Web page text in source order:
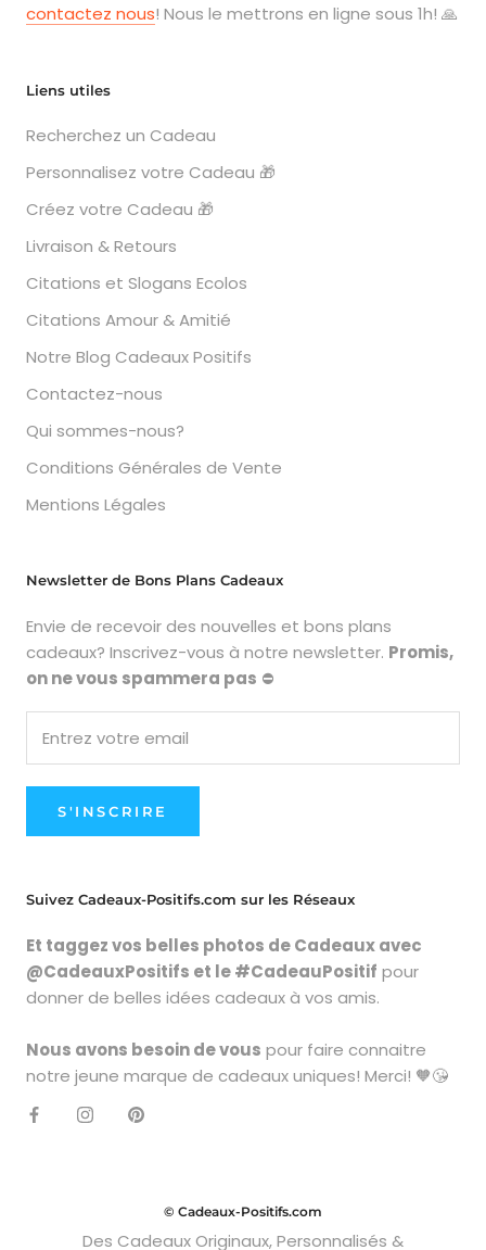
contactez nous! Nous le mettrons en ligne sous 1h! 🙏
Liens utiles
Recherchez un Cadeau
Personnalisez votre Cadeau 🎁
Créez votre Cadeau 🎁
Livraison & Retours
Citations et Slogans Ecolos
Citations Amour & Amitié
Notre Blog Cadeaux Positifs
Contactez-nous
Qui sommes-nous?
Conditions Générales de Vente
Mentions Légales
Newsletter de Bons Plans Cadeaux
Envie de recevoir des nouvelles et bons plans
cadeaux? Inscrivez-vous à notre newsletter. Promis,
on ne vous spammera pas ⛔
S'INSCRIRE
Suivez Cadeaux-Positifs.com sur les Réseaux
Et taggez vos belles photos de Cadeaux avec
@CadeauxPositifs et le #CadeauPositif pour
donner de belles idées cadeaux à vos amis.
Nous avons besoin de vous pour faire connaitre
notre jeune marque de cadeaux uniques! Merci! 🧡😘
© Cadeaux-Positifs.com
Des Cadeaux Originaux, Personnalisés &